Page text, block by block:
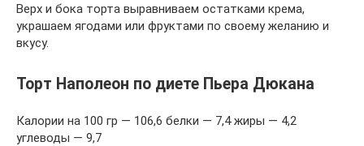
Верх и бока торта выравниваем остатками крема,
украшаем ягодами или фруктами по своему желанию и
вкусу.
Торт Наполеон по диете Пьера Дюкана
Калории на 100 гр — 106,6 белки — 7,4 жиры — 4,2
углеводы — 9,7